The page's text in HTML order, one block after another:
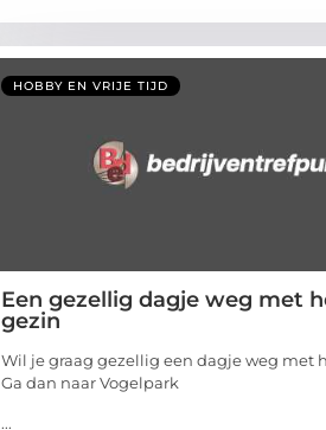
HOBBY EN VRIJE TIJD
Een gezellig dagje weg met
gezin
Wil je graag gezellig een dagje weg met
Ga dan naar Vogelpark
...